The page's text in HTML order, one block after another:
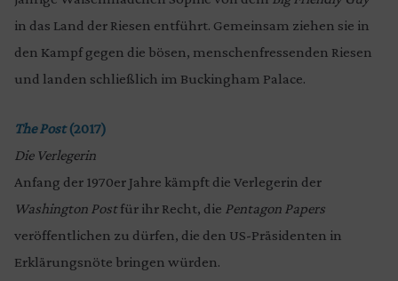
in das Land der Riesen entführt. Gemeinsam ziehen sie in
den Kampf gegen die bösen, menschenfressenden Riesen
und landen schließlich im Buckingham Palace.
The Post(2017)
Die Verlegerin
Anfang der 1970er Jahre kämpft die Verlegerin der
Washington Postfür ihr Recht, die Pentagon Papers
veröffentlichen zu dürfen, die den US-Präsidenten in
Erklärungsnöte bringen würden.